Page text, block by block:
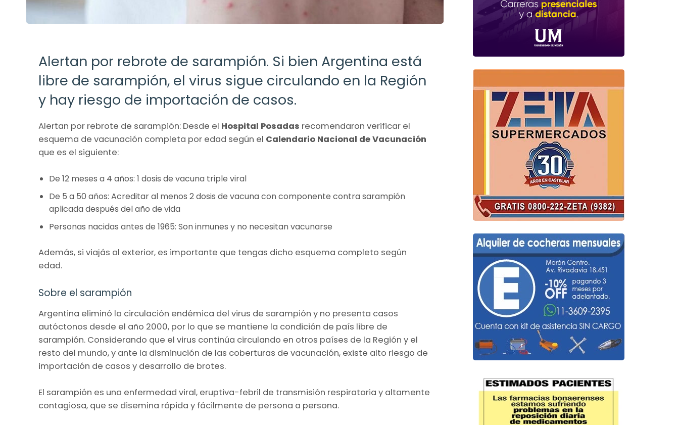
Alertan por rebrote de sarampión. Si bien Argentina está
libre de sarampión, el virus sigue circulando en la Región
y hay riesgo de importación de casos.
Alertan por rebrote de sarampión: Desde el Hospital Posadas recomendaron verificar el
esquema de vacunación completa por edad según el Calendario Nacional de Vacunación
que es el siguiente:
De 12 meses a 4 años: 1 dosis de vacuna triple viral
De 5 a 50 años: Acreditar al menos 2 dosis de vacuna con componente contra sarampión
aplicada después del año de vida
Personas nacidas antes de 1965: Son inmunes y no necesitan vacunarse
Además, si viajás al exterior, es importante que tengas dicho esquema completo según
edad.
Sobre el sarampión
Argentina eliminó la circulación endémica del virus de sarampión y no presenta casos
autóctonos desde el año 2000, por lo que se mantiene la condición de país libre de
sarampión. Considerando que el virus continúa circulando en otros países de la Región y el
resto del mundo, y ante la disminución de las coberturas de vacunación, existe alto riesgo de
importación de casos y desarrollo de brotes.
El sarampión es una enfermedad viral, eruptiva-febril de transmisión respiratoria y altamente
contagiosa, que se disemina rápida y fácilmente de persona a persona.